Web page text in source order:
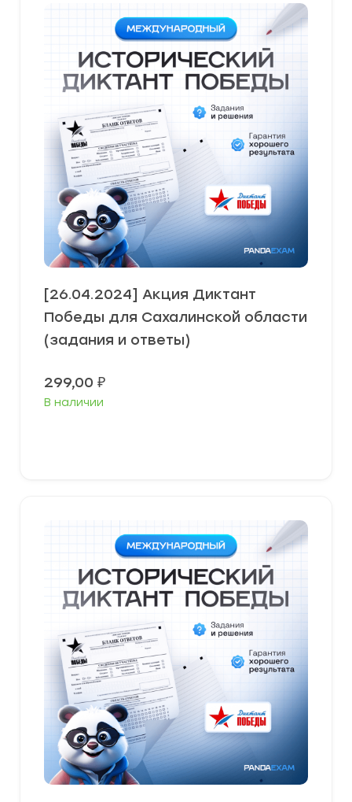
[26.04.2024] Акция Диктант
Победы для Сахалинской области
(задания и ответы)
299,00 ₽
В наличии